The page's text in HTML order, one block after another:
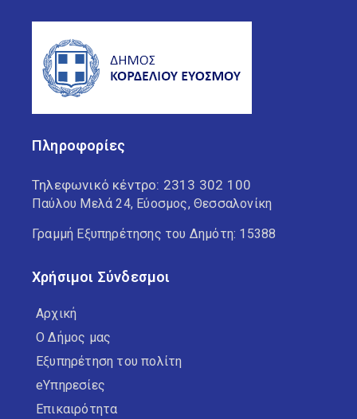
Πληροφορίες
Τηλεφωνικό κέντρο: 2313 302 100
Παύλου Μελά 24, Εύοσμος, Θεσσαλονίκη
Γραμμή Εξυπηρέτησης του Δημότη: 15388
Χρήσιμοι Σύνδεσμοι
Αρχική
Ο Δήμος μας
Εξυπηρέτηση του πολίτη
eΥπηρεσίες
Επικαιρότητα